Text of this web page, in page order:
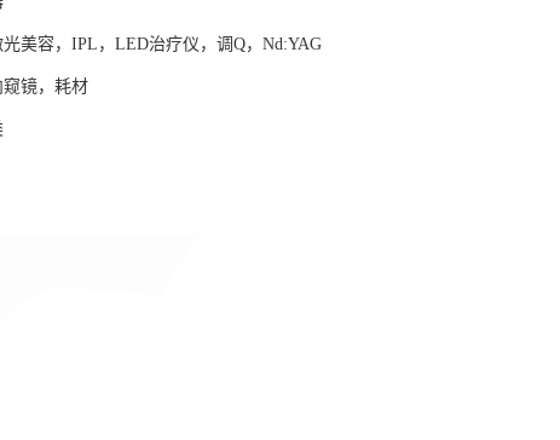
美容，IPL，LED治疗仪，调Q，Nd:YAG
镜，耗材